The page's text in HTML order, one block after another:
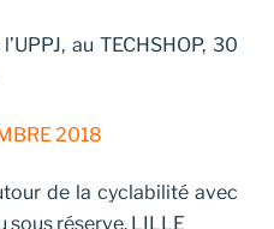
au TECHSHOP, 30
2018
de la cyclabilité avec
sous réserve. LILLE